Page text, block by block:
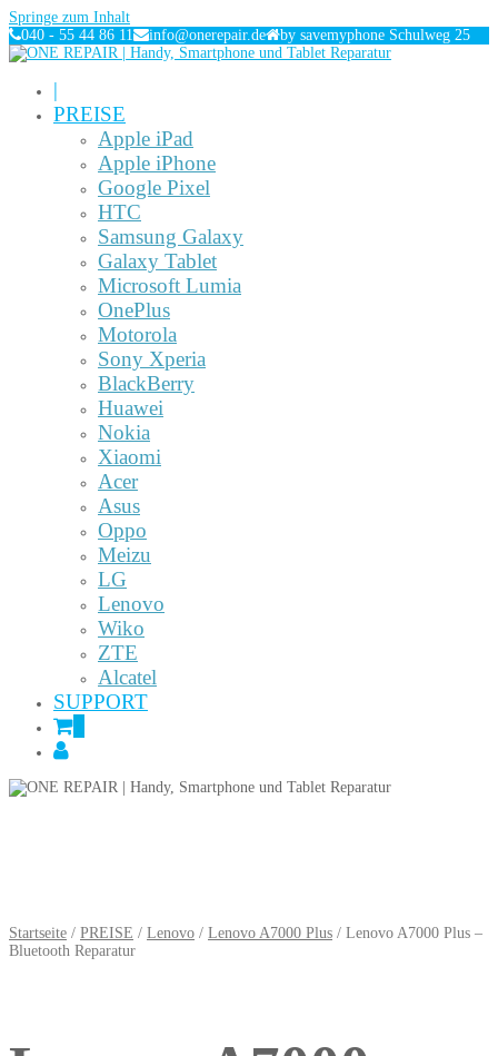
Springe zum Inhalt
040 - 55 44 86 11
info@onerepair.de by savemyphone Schulweg 25
|
PREISE
Apple iPad
Apple iPhone
Google Pixel
HTC
Samsung Galaxy
Galaxy Tablet
Microsoft Lumia
OnePlus
Motorola
Sony Xperia
BlackBerry
Huawei
Nokia
Xiaomi
Acer
Asus
Oppo
Meizu
LG
Lenovo
Wiko
ZTE
Alcatel
SUPPORT
Startseite / PREISE / Lenovo / Lenovo A7000 Plus / Lenovo A7000 Plus –
Bluetooth Reparatur